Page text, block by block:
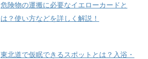
危険物の運搬に必要なイエローカードと
は？使い方などを詳しく解説！
東北道で仮眠できるスポットとは？入浴・